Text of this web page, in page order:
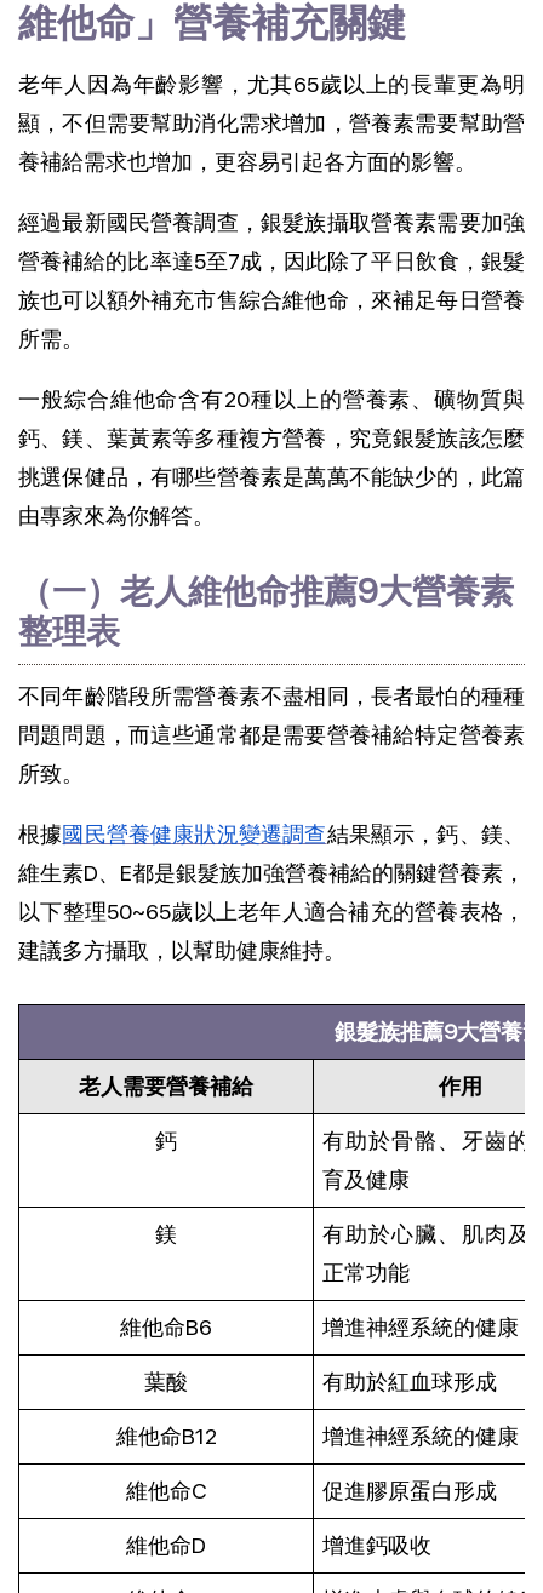
維他命」營養補充關鍵
老年人因為年齡影響，尤其65歲以上的長輩更為明
顯，不但需要幫助消化需求增加，營養素需要幫助營
養補給需求也增加，更容易引起各方面的影響。
經過最新國民營養調查，銀髮族攝取營養素需要加強
營養補給的比率達5至7成，因此除了平日飲食，銀髮
族也可以額外補充市售綜合維他命，來補足每日營養
所需。
一般綜合維他命含有20種以上的營養素、礦物質與
鈣、鎂、葉黃素等多種複方營養，究竟銀髮族該怎麼
挑選保健品，有哪些營養素是萬萬不能缺少的，此篇
由專家來為你解答。
（一）老人維他命推薦9大營養素
整理表
不同年齡階段所需營養素不盡相同，長者最怕的種種
問題問題，而這些通常都是需要營養補給特定營養素
所致。
根據國民營養健康狀況變遷調查結果顯示，鈣、鎂、
維生素D、E都是銀髮族加強營養補給的關鍵營養素，
以下整理50~65歲以上老年人適合補充的營養表格，
建議多方攝取，以幫助健康維持。
銀髮族推薦9大營養
老人需要營養補給 作用
鈣
有助於骨骼、牙齒的
育及健康
鎂
有助於心臟、肌肉及
正常功能
維他命B6 增進神經系統的健康
葉酸 有助於紅血球形成
維他命B12 增進神經系統的健康
維他命C 促進膠原蛋白形成
維他命D 增進鈣吸收